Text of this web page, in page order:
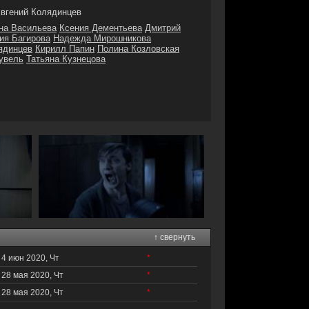
Колядинцев
Васильева Ксения Дементьева Дмитрий
Багирова Надежда Мирошникова
Кирилл Папин Полина Козловская
Татьяна Кузнецова
↑ свернуть
4 июн 2020, Чт
*
28 мая 2020, Чт
*
28 мая 2020, Чт
*